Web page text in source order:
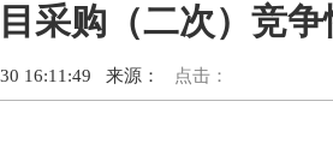
采购（二次）竞
16:11:49 来源： 点击：